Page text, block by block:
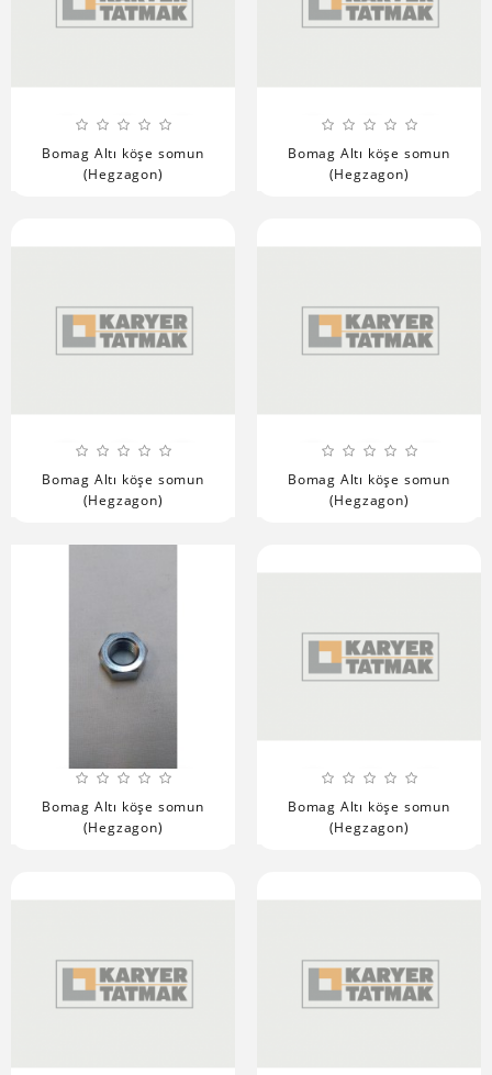
Bomag Altı köşe somun
(Hegzagon)
Bomag Altı köşe somun
(Hegzagon)
Bomag Altı köşe somun
(Hegzagon)
Bomag Altı köşe somun
(Hegzagon)
Bomag Altı köşe somun
(Hegzagon)
Bomag Altı köşe somun
(Hegzagon)